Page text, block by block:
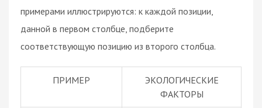
примерами иллюстрируются: к каждой позиции,
данной в первом столбце, подберите
соответствующую позицию из второго столбца.
ПРИМЕР
ЭКОЛОГИЧЕСКИЕ
ФАКТОРЫ